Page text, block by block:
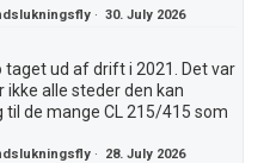
·30. July 2026
taget ud af drift i 2021. Det var
ikke alle steder den kan
de mange CL 215/415 som
· 28. July 2026